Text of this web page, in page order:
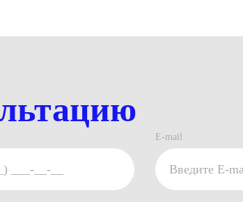
Мерч
E-mail